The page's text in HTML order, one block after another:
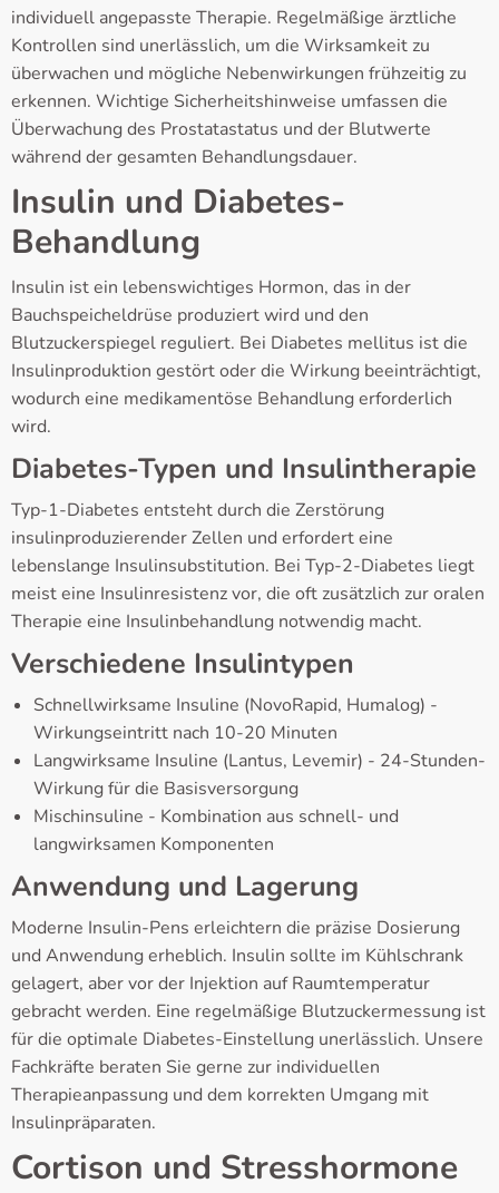
individuell angepasste Therapie. Regelmäßige ärztliche
Kontrollen sind unerlässlich, um die Wirksamkeit zu
überwachen und mögliche Nebenwirkungen frühzeitig zu
erkennen. Wichtige Sicherheitshinweise umfassen die
Überwachung des Prostatastatus und der Blutwerte
während der gesamten Behandlungsdauer.
Insulin und Diabetes-
Behandlung
Insulin ist ein lebenswichtiges Hormon, das in der
Bauchspeicheldrüse produziert wird und den
Blutzuckerspiegel reguliert. Bei Diabetes mellitus ist die
Insulinproduktion gestört oder die Wirkung beeinträchtigt,
wodurch eine medikamentöse Behandlung erforderlich
wird.
Diabetes-Typen und Insulintherapie
Typ-1-Diabetes entsteht durch die Zerstörung
insulinproduzierender Zellen und erfordert eine
lebenslange Insulinsubstitution. Bei Typ-2-Diabetes liegt
meist eine Insulinresistenz vor, die oft zusätzlich zur oralen
Therapie eine Insulinbehandlung notwendig macht.
Verschiedene Insulintypen
Schnellwirksame Insuline (NovoRapid, Humalog) -
Wirkungseintritt nach 10-20 Minuten
Langwirksame Insuline (Lantus, Levemir) - 24-Stunden-
Wirkung für die Basisversorgung
Mischinsuline - Kombination aus schnell- und
langwirksamen Komponenten
Anwendung und Lagerung
Moderne Insulin-Pens erleichtern die präzise Dosierung
und Anwendung erheblich. Insulin sollte im Kühlschrank
gelagert, aber vor der Injektion auf Raumtemperatur
gebracht werden. Eine regelmäßige Blutzuckermessung ist
für die optimale Diabetes-Einstellung unerlässlich. Unsere
Fachkräfte beraten Sie gerne zur individuellen
Therapieanpassung und dem korrekten Umgang mit
Insulinpräparaten.
Cortison und Stresshormone